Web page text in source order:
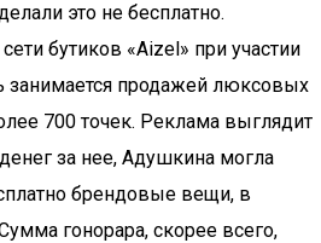
это не бесплатно.
бутиков «Aizel» при участии
занимается продажей люксовых
700 точек. Реклама выглядит
за нее, Адушкина могла
брендовые вещи, в
гонорара, скорее всего,